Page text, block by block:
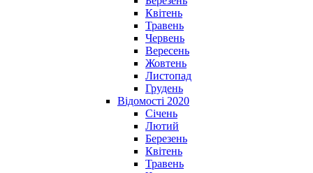
Квітень
Травень
Червень
Вересень
Жовтень
Листопад
Грудень
Відомості 2020
Січень
Лютий
Березень
Квітень
Травень